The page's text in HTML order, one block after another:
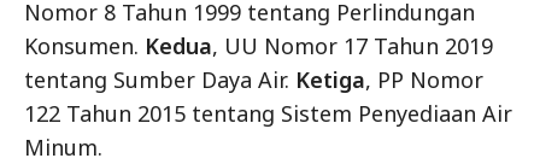
Nomor 8 Tahun 1999 tentang Perlindungan
Konsumen. Kedua, UU Nomor 17 Tahun 2019
tentang Sumber Daya Air. Ketiga, PP Nomor
122 Tahun 2015 tentang Sistem Penyediaan Air
Minum.